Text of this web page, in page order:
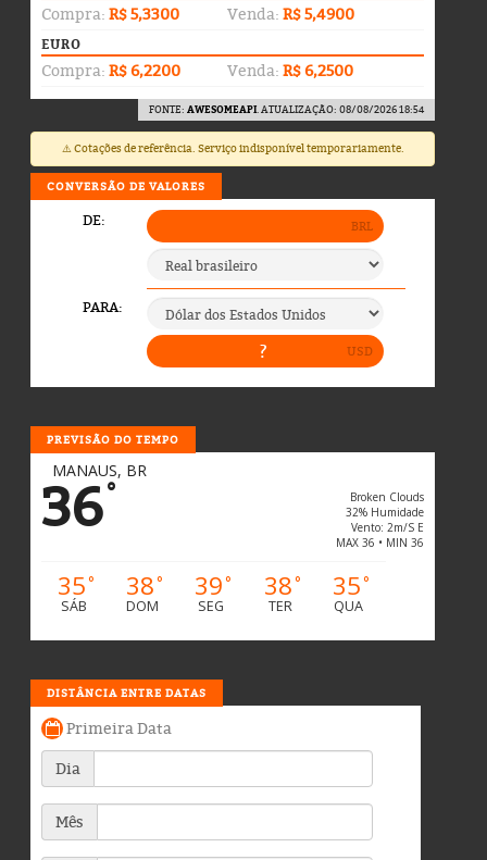
Compra: R$ 5,3300 Venda: R$ 5,4900
EURO
Compra: R$ 6,2200 Venda: R$ 6,2500
FONTE: AWESOMEAPI. ATUALIZAÇÃO: 08/08/2026 18:54
⚠️ Cotações de referência. Serviço indisponível temporariamente.
CONVERSÃO DE VALORES
PREVISÃO DO TEMPO
MANAUS, BR
36°
Broken Clouds
32% Humidade
Vento: 2m/s E
MAX 36 • MIN 36
35°
SÁB
38°
DOM
39°
SEG
38°
TER
35°
QUA
DISTÂNCIA ENTRE DATAS